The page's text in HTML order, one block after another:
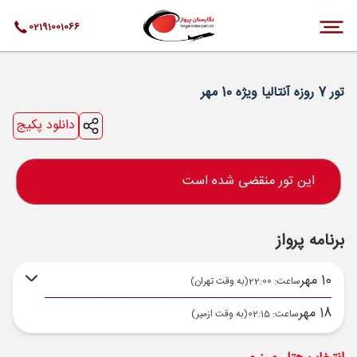
02191001066
تور 7 روزه آنتالیا ویژه 10 مهر
دانلود پکیج
این تور منقضی شده است
برنامه پرواز
10 مهر ساعت: 22:00 (به وقت تهران)
18 مهر ساعت: 02:15 (به وقت ازمیر)